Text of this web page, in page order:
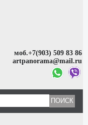
моб.+7(903) 509 83 86
artpanorama@mail.ru